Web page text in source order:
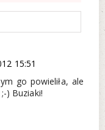
15:51
go powieliła, ale
) Buziaki!